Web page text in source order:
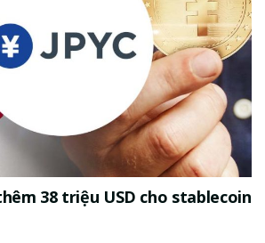
38 triệu USD cho stablecoin